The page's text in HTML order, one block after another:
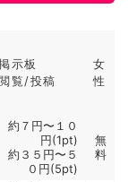
示板
覧/投稿
女
性
約７円〜１０
円(1pt)
約３５円〜５
０円(5pt)
無
料